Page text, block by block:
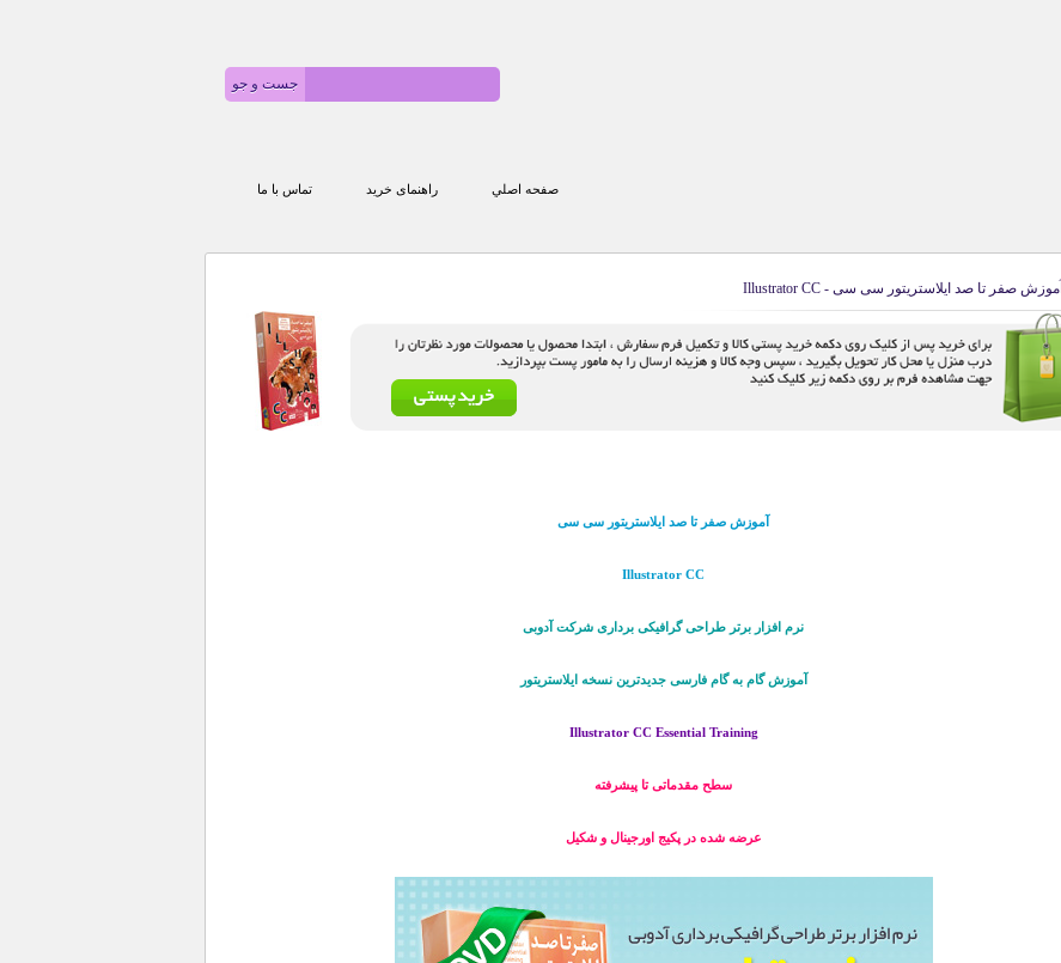
صفحه اصلي راهنمای خرید تماس با ما
آموزش صفر تا صد ایلاستریتور سی سی - Illustrator CC
آموزش صفر تا صد ایلاستریتور سی سی
Illustrator CC
نرم افزار برتر طراحی گرافیکی برداری شرکت آدوبی
آموزش گام به گام فارسی جدیدترین نسخه ایلاستریتور
Illustrator CC Essential Training
سطح مقدماتی تا پیشرفته
عرضه شده در پکیج اورجینال و شکیل